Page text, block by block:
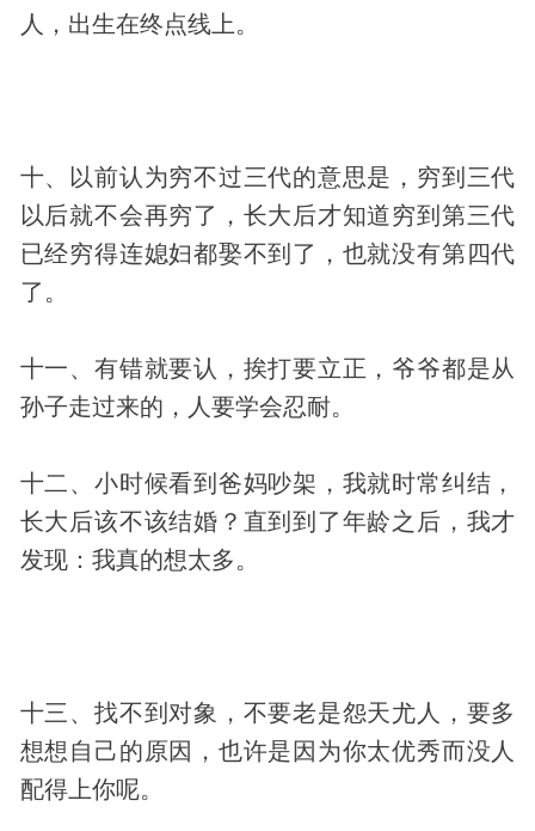
人，出生在终点线上。
十、以前认为穷不过三代的意思是，穷到三代
以后就不会再穷了，长大后才知道穷到第三代
已经穷得连媳妇都娶不到了，也就没有第四代
了。
十一、有错就要认，挨打要立正，爷爷都是从
孙子走过来的，人要学会忍耐。
十二、小时候看到爸妈吵架，我就时常纠结，
长大后该不该结婚？直到到了年龄之后，我才
发现：我真的想太多。
十三、找不到对象，不要老是怨天尤人，要多
想想自己的原因，也许是因为你太优秀而没人
配得上你呢。